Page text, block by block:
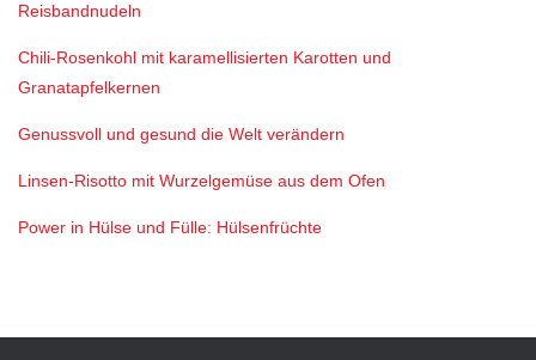
Reisbandnudeln
Chili-Rosenkohl mit karamellisierten Karotten und
Granatapfelkernen
Genussvoll und gesund die Welt verändern
Linsen-Risotto mit Wurzelgemüse aus dem Ofen
Power in Hülse und Fülle: Hülsenfrüchte